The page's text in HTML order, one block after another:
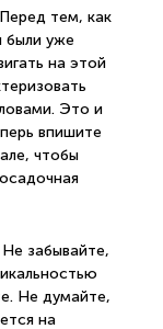
Перед тем, как
были уже
на этой
Это и
впишите
чтобы
Не забывайте,
Не думайте,
на